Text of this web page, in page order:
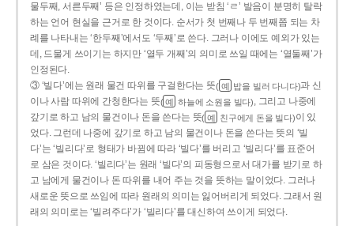
물두째, 서른두째’ 등은 인정하였는데, 이는 받침 ‘ㄹ’ 발음이 분명히 탈락
하는 언어 현실을 근거로 한 것이다. 순서가 첫 번째나 두 번째쯤 되는 차
례를 나타내는 ‘한두째’에서도 ‘두째’로 쓴다. 그러나 이에도 예외가 있는
데, 드물게 쓰이기는 하지만 ‘열두 개째’의 의미로 쓰일 때에는 ‘열둘째’가
인정된다.
③ ‘빌다’에는 원래 물건 따위를 구걸한다는 뜻( 예 밥을 빌러 다니다)과 신
이나 사람 따위에 간청한다는 뜻( 예 하늘에 소원을 빌다), 그리고 나중에
갚기로 하고 남의 물건이나 돈을 쓴다는 뜻( 예 친구에게 돈을 빌다)이 있
었다. 그런데 나중에 갚기로 하고 남의 물건이나 돈을 쓴다는 뜻의 ‘빌
다’는 ‘빌리다’로 형태가 바뀜에 따라 ‘빌다’를 버리고 ‘빌리다’를 표준어
로 삼은 것이다. ‘빌리다’는 원래 ‘빌다’의 피동형으로서 대가를 받기로 하
고 남에게 물건이나 돈 따위를 내어 주는 것을 뜻하는 말이었다. 그러나
새로운 뜻으로 쓰임에 따라 원래의 의미는 잃어버리게 되었다. 그래서 원
래의 의미로는 ‘빌려주다’가 ‘빌리다’를 대신하여 쓰이게 되었다.